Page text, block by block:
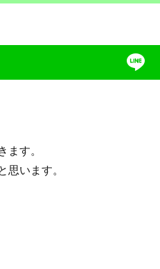
す。
います。